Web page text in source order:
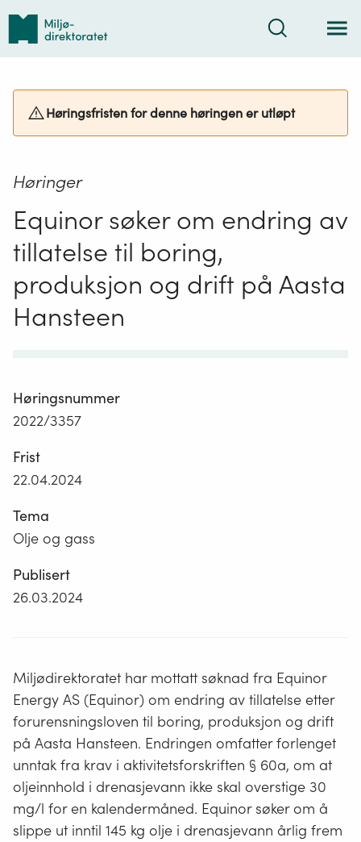
Tilbake
forsiden
Søk
Høringsfristen for denne høringen er utløpt
Høringer
Equinor søker om endring av
tillatelse til boring,
produksjon og drift på Aasta
Hansteen
Høringsnummer
2022/3357
Frist
22.04.2024
Tema
Olje og gass
Publisert
26.03.2024
Miljødirektoratet har mottatt søknad fra Equinor
Energy AS (Equinor) om endring av tillatelse etter
forurensningsloven til boring, produksjon og drift
på Aasta Hansteen. Endringen omfatter forlenget
unntak fra krav i aktivitetsforskriften § 60a, om at
oljeinnhold i drenasjevann ikke skal overstige 30
mg/l for en kalendermåned. Equinor søker om å
slippe ut inntil 145 kg olje i drenasjevann årlig frem